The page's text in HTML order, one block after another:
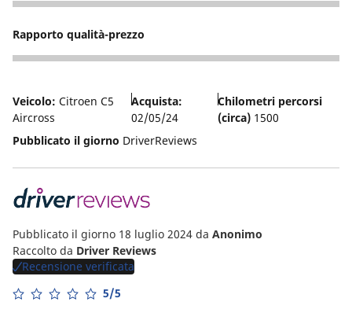
5
Rapporto qualità-prezzo
5
Veicolo: Citroen C5
Aircross
Acquista:
02/05/24
Chilometri percorsi
(circa)1500
Pubblicato il giorno DriverReviews
Pubblicato il giorno 18 luglio 2024 da Anonimo
Raccolto da Driver Reviews
Recensione verificata
5/5